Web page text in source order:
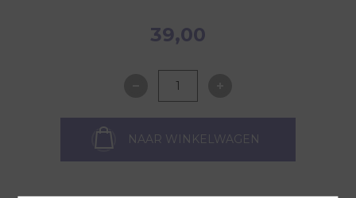
39,00
NAAR WINKELWAGEN